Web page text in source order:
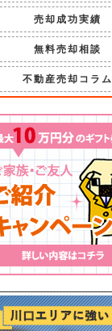
売却成功実績
無料売却相談
不動産売却コラム